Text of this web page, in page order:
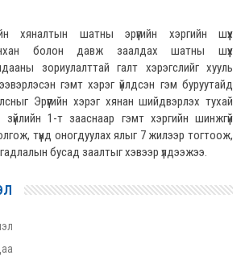
хяналтын шатны эрүүгийн хэргийн шүүх
болон давж заалдах шатны шүүх
зориулалттай галт хэрэгслийг хууль
гэмт хэрэг үйлдсэн гэм буруутайд
Эрүүгийн хэрэг хянан шийдвэрлэх тухай
зүйлийн 1-т зааснаар гэмт хэргийн шинжгүй
түүнд оногдуулах ялыг 7 жилээр тогтоож,
бусад заалтыг хэвээр үлдээжээ.